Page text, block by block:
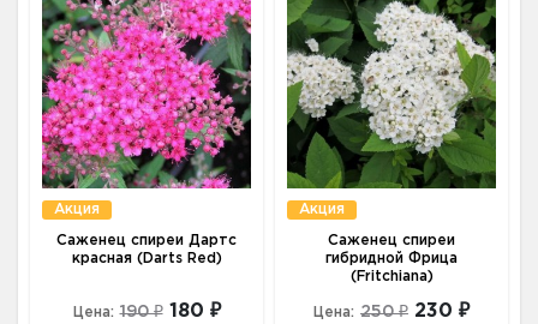
Акция
Саженец спиреи Дартс
красная (Darts Red)
Цена: 190 ₽ 180 ₽
Акция
Саженец спиреи
гибридной Фрица
(Fritchiana)
Цена: 250 ₽ 230 ₽